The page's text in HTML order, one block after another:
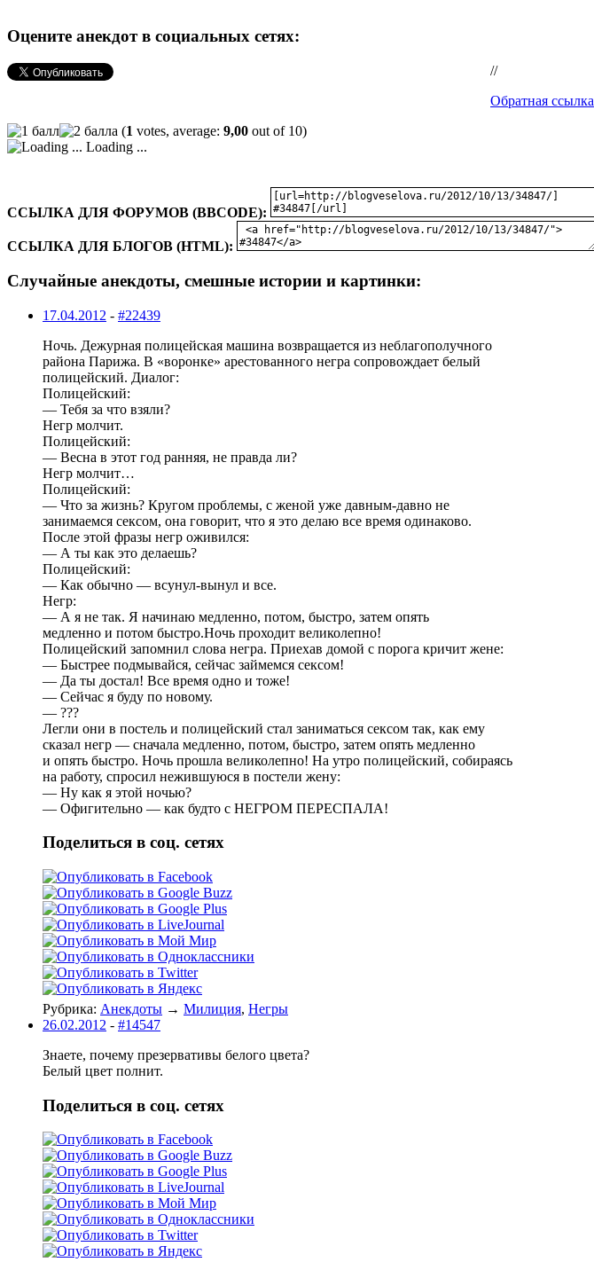
Оцените анекдот в социальных сетях:
//
Обратная ссылка
(1 votes, average: 9,00 out of 10)
Loading ...
ССЫЛКА ДЛЯ ФОРУМОВ (BBCODE):
ССЫЛКА ДЛЯ БЛОГОВ (HTML):
Случайные анекдоты, смешные истории и картинки:
17.04.2012 - #22439
Ночь. Дежурная полицейская машина возвращается из неблагополучного
района Парижа. В «воронке» арестованного негра сопровождает белый
полицейский. Диалог:
Полицейский:
— Тебя за что взяли?
Негр молчит.
Полицейский:
— Весна в этот год ранняя, не правда ли?
Негр молчит…
Полицейский:
— Что за жизнь? Кругом проблемы, с женой уже давным-давно не
занимаемся сексом, она говорит, что я это делаю все время одинаково.
После этой фразы негр оживился:
— А ты как это делаешь?
Полицейский:
— Как обычно — всунул-вынул и все.
Негр:
— А я не так. Я начинаю медленно, потом, быстро, затем опять
медленно и потом быстро.Ночь проходит великолепно!
Полицейский запомнил слова негра. Приехав домой с порога кричит жене:
— Быстрее подмывайся, сейчас займемся сексом!
— Да ты достал! Все время одно и тоже!
— Сейчас я буду по новому.
— ???
Легли они в постель и полицейский стал заниматься сексом так, как ему
сказал негр — сначала медленно, потом, быстро, затем опять медленно
и опять быстро. Ночь прошла великолепно! На утро полицейский, собираясь
на работу, спросил нежившуюся в постели жену:
— Ну как я этой ночью?
— Офигительно — как будто с НЕГРОМ ПЕРЕСПАЛА!
Поделиться в соц. сетях
Рубрика: Анекдоты → Милиция, Негры
26.02.2012 - #14547
Знаете, почему презервативы белого цвета?
Белый цвет полнит.
Поделиться в соц. сетях